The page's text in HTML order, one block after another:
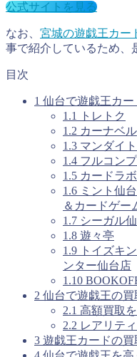
公式サイトを見る
なお、 宮城の遊戯王カー
事で紹介しているため、
目次
1 仙台で遊戯王カ
1.1 トレトク
1.2 カーナベル
1.3 マンダイ
1.4 フルコン
1.5 カードラ
1.6 ミント仙
＆カードゲー
1.7 シーガル
1.8 遊々亭
1.9 トイズキ
ンター仙台店
1.10
2 仙台で遊戯王の買
2.1 高額買取
2.2 レアリテ
3 遊戯王カードの買